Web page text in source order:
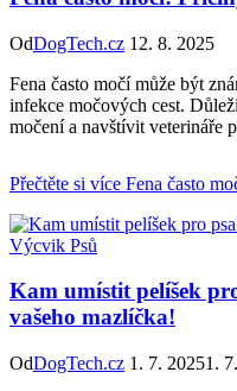
OdDogTech.cz 12. 8. 2025
Fena často močí může být
infekce močových cest.
močení a navštívit veterináře
Přečtěte si více Fena často
Výcvik Psů
Kam umístit pelíšek
vašeho mazlíčka!
OdDogTech.cz 1. 7. 20251.